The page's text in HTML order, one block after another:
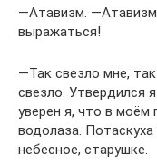
―Атавизм.
выражаться!
―Так свезло мне,
свезло. Утвердился
уверен я, что в моём
водолаза.
небесное, старушке.